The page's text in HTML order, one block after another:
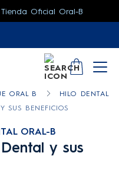
Oficial Oral-B
SEARCHYOUR
ORAL B
HILO DENTAL
SUS BENEFICIOS
ORAL-B
y sus